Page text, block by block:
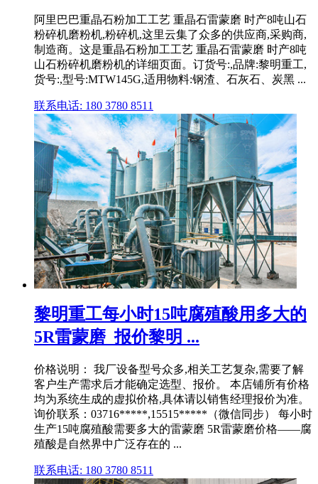
阿里巴巴重晶石粉加工工艺 重晶石雷蒙磨 时产8吨山石
粉碎机磨粉机,粉碎机,这里云集了众多的供应商,采购商,
制造商。这是重晶石粉加工工艺 重晶石雷蒙磨 时产8吨
山石粉碎机磨粉机的详细页面。订货号:,品牌:黎明重工,
货号:,型号:MTW145G,适用物料:钢渣、石灰石、炭黑 ...
联系电话: 180 3780 8511
黎明重工每小时15吨腐殖酸用多大的
5R雷蒙磨_报价黎明 ...
价格说明： 我厂设备型号众多,相关工艺复杂,需要了解
客户生产需求后才能确定选型、报价。 本店铺所有价格
均为系统生成的虚拟价格,具体请以销售经理报价为准。
询价联系：03716*****,15515*****（微信同步） 每小时
生产15吨腐殖酸需要多大的雷蒙磨 5R雷蒙磨价格——腐
殖酸是自然界中广泛存在的 ...
联系电话: 180 3780 8511